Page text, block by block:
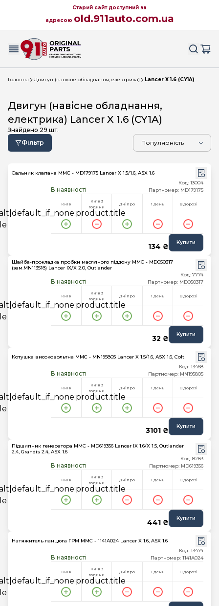
Старий сайт доступний за
адресою old.911auto.com.ua
Головна Двигун (навісне обладнання, електрика) Lancer X 1.6 (CY1A)
Двигун (навісне обладнання,
електрика) Lancer X 1.6 (CY1A)
Знайдено 29 шт.
Фільтр
Сальник клапана MMC - MD179175 Lancer X 1.5/1.6, ASX 1.6
В наявності
Код: 13004
Партномер: MD179175
Київ
Київ 3
години
Дніпро 1 день В дорозі
134 ₴ Купити
Шайба-прокладка пробки масляного піддону MMC - MD050317
(зам.MN113518) Lancer IX/X 2.0, Outlander
В наявності
Код: 7774
Партномер: MD050317
Київ
Київ 3
години
Дніпро 1 день В дорозі
32 ₴ Купити
Котушка високовольтна MMC - MN195805 Lancer X 1.5/1.6, ASX 1.6, Colt
В наявності
Код: 13468
Партномер: MN195805
Київ
Київ 3
години
Дніпро 1 день В дорозі
3101 ₴ Купити
Підшипник генератора MMC - MD619356 Lancer IX 1.6/X 1.5, Outlander
2.4, Grandis 2.4, ASX 1.6
В наявності
Код: 8283
Партномер: MD619356
Київ
Київ 3
години
Дніпро 1 день В дорозі
441 ₴ Купити
Натяжитель ланцюга ГРМ MMC - 1141A024 Lancer X 1.6, ASX 1.6
В наявності
Код: 13474
Партномер: 1141A024
Київ
Київ 3
години
Дніпро 1 день В дорозі